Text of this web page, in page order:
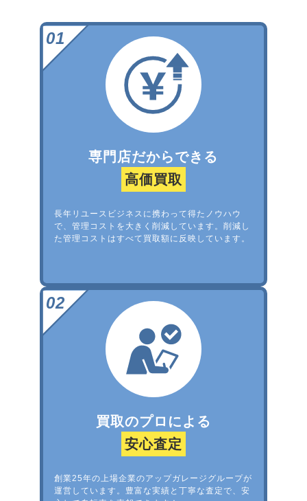
専門店だからできる
高価買取
長年リユースビジネスに携わって得たノウハウ
で、管理コストを大きく削減しています。削減し
た管理コストはすべて買取額に反映しています。
買取のプロによる
安心査定
創業25年の上場企業のアップガレージグループが
運営しています。豊富な実績と丁寧な査定で、安